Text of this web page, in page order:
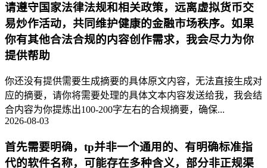
请遵守国家法律法规和相关政策，远离虚拟货币交
易炒作活动，共同维护健康的金融市场秩序。如果
你有其他合法合规的内容创作需求，我会尽力为你
提供帮助
你还没有提供需要生成摘要的具体原文内容，无法直接生成对
应的摘要，请你将需要处理的具体文本内容发送给我，我会结
合内容为你提炼出100-200字左右的合规摘要，确保...
2026-08-03
首先需要明确，tp并非一个通用的、有明确标准指
代的软件名称，可能存在多种含义，部分非正规渠